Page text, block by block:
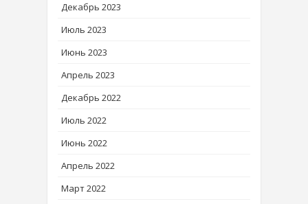
Декабрь 2023
Июль 2023
Июнь 2023
Апрель 2023
Декабрь 2022
Июль 2022
Июнь 2022
Апрель 2022
Март 2022